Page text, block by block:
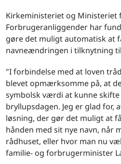
Kirkeministeriet og Ministeriet
Forbrugeranliggender har
gøre det muligt automatisk at
navneændringen i tilknytning
"I forbindelse med at loven
blevet opmærksomme på, at
symbolsk værdi at kunne skifte
bryllupsdagen. Jeg er glad for,
løsning, der gør det muligt at
hånden med sit nye navn, når
rådhuset, eller hvor man nu
familie- og forbrugerminister